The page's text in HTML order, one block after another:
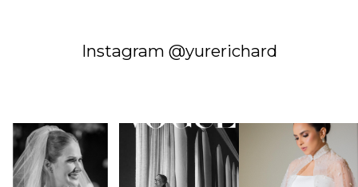
Instagram @yurerichard